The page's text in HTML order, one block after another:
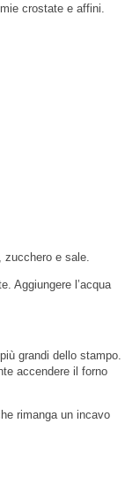
crostate e affini.
e sale.
Aggiungere l’acqua
grandi dello stampo.
accendere il forno
rimanga un incavo